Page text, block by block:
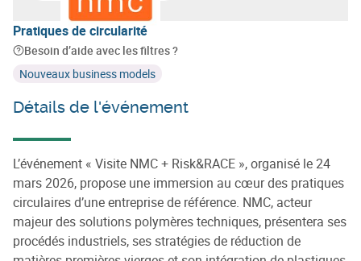
Pratiques de circularité
Besoin d’aide avec les filtres ?
Nouveaux business models
Détails de l'événement
L’événement « Visite NMC + Risk&RACE », organisé le 24
mars 2026, propose une immersion au cœur des pratiques
circulaires d’une entreprise de référence. NMC, acteur
majeur des solutions polymères techniques, présentera ses
procédés industriels, ses stratégies de réduction de